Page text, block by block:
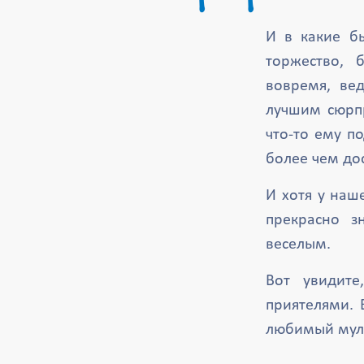
И в какие
торжество,
вовремя,
лучшим
что-то ему
более чем
И хотя у
прекрасно
веселым.
Вот
приятелями.
любимый